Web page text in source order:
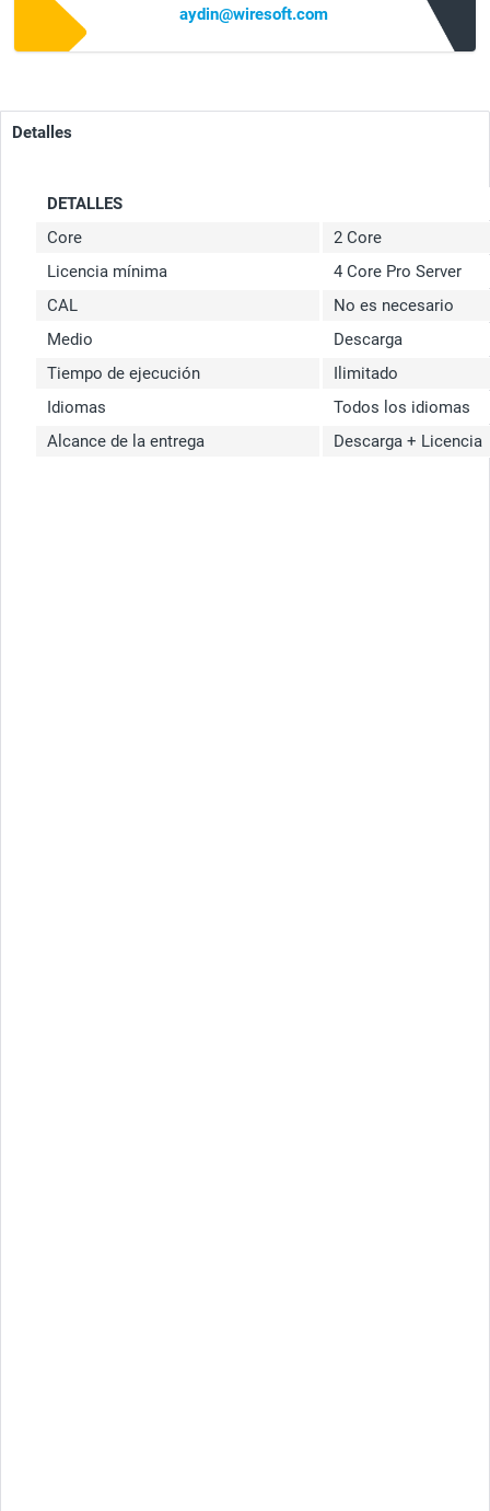
aydin@wiresoft.com
Detalles
DETALLES
Core
2 Core
Licencia mínima
4 Core Pro Server
CAL
No es necesario
Medio
Descarga
Tiempo de ejecución
Ilimitado
Idiomas
Todos los idiomas
Alcance de la entrega
Descarga + Licencia